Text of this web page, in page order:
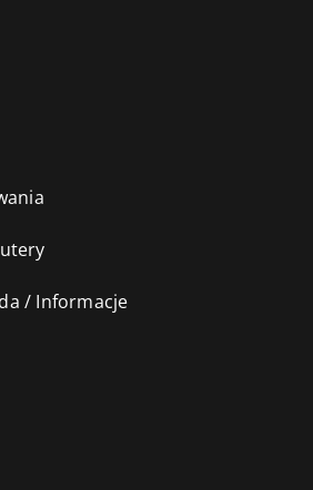
/ Informacje